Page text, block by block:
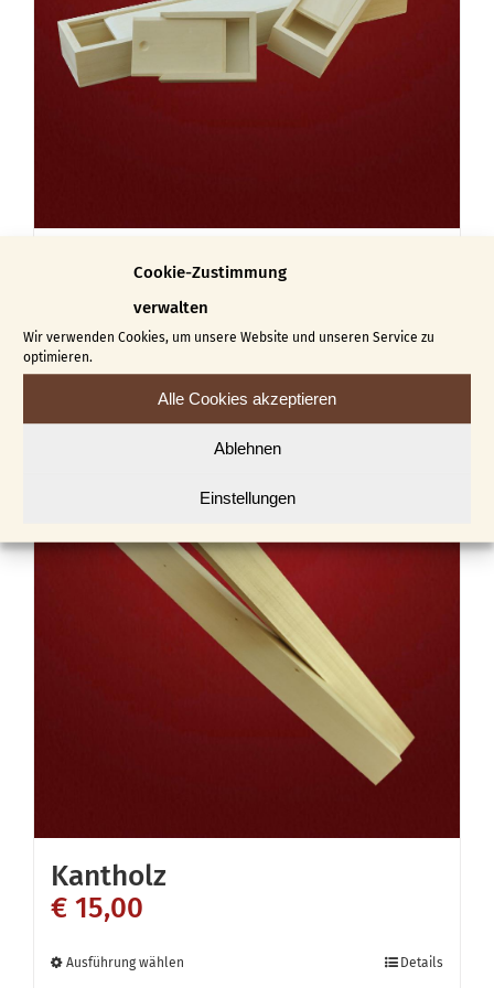
Cookie-Zustimmung
verwalten
Wir verwenden Cookies, um unsere Website und unseren Service zu
optimieren.
Alle Cookies akzeptieren
Ablehnen
Einstellungen
Box Elena
10,00–€21,50
Ausführung wählen
Produkt
weist
mehrere
Varianten
Die
Optionen
können
Kantholz
€ 15,00
Ausführung wählen Details